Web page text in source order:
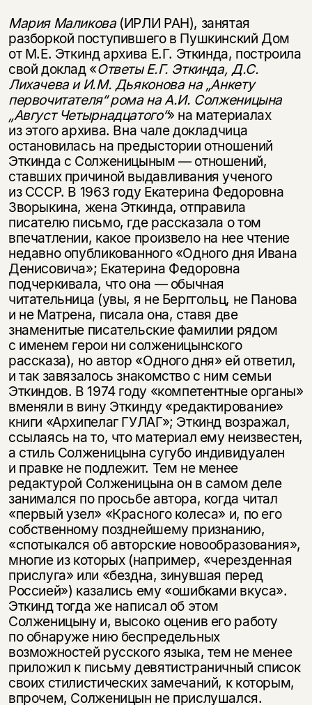
Мария Маликова (ИРЛИ РАН), занятая
разборкой поступившего в Пушкинский Дом
от М.Е. Эткинд архива Е.Г. Эткинда, построила
свой доклад «Ответы Е.Г. Эткинда, Д.С.
Лихачева и И.М. Дьяконова на „Анкету
первочитателя“ рома на А.И. Солженицына
„Август Четырнадцатого“» на материалах
из этого архива. Вна чале докладчица
остановилась на предыстории отношений
Эткинда с Солженицыным — отношений,
ставших причиной выдавливания ученого
из СССР. В 1963 году Екатерина Федоровна
Зворыкина, жена Эткинда, отправила
писателю письмо, где рассказала о том
впечатлении, какое произвело на нее чтение
недавно опубликованного «Одного дня Ивана
Денисовича»; Екатерина Федоровна
подчеркивала, что она — обычная
читательница (увы, я не Берггольц, не Панова
и не Матрена, писала она, ставя две
знаменитые писательские фамилии рядом
с именем герои ни солженицынского
рассказа), но автор «Одного дня» ей ответил,
и так завязалось знакомство с ним семьи
Эткиндов. В 1974 году «компетентные органы»
вменяли в вину Эткинду «редактирование»
книги «Архипелаг ГУЛАГ»; Эткинд возражал,
ссылаясь на то, что материал ему неизвестен,
а стиль Солженицына сугубо индивидуален
и правке не подлежит. Тем не менее
редактурой Солженицына он в самом деле
занимался по просьбе автора, когда читал
«первый узел» «Красного колеса» и, по его
собственному позднейшему признанию,
«спотыкался об авторские новообразования»,
многие из которых (например, «черезденная
прислуга» или «бездна, зинувшая перед
Россией») казались ему «ошибками вкуса».
Эткинд тогда же написал об этом
Солженицыну и, высоко оценив его работу
по обнаруже нию беспредельных
возможностей русского языка, тем не менее
приложил к письму девятистраничный список
своих стилистических замечаний, к которым,
впрочем, Солженицын не прислушался.